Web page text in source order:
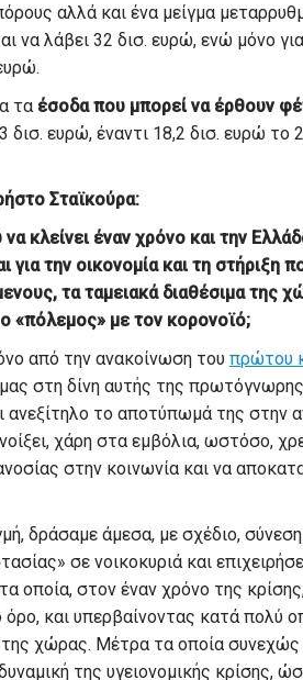
αλλά και ένα μείγμα
να λάβει 32 δισ. ευρώ, ενώ μόνο
τα έσοδα που μπορεί να έρθουν
δισ. ευρώ, έναντι 18,2 δισ. ευρώ το
Σταϊκούρα:
κλείνει έναν χρόνο και την
την οικονομία και τη στήριξη
τα ταμειακά διαθέσιμα της
«πόλεμος» με τον κορονοϊό;
από την ανακοίνωση του πρώτου
στη δίνη αυτής της πρωτόγνωρης
ανεξίτηλο το αποτύπωμά της στην
χάρη στα εμβόλια, ωστόσο,
στην κοινωνία και να
δράσαμε άμεσα, με σχέδιο, σύνεση
σε νοικοκυριά και
οποία, στον έναν χρόνο της
και υπερβαίνοντας κατά πολύ
χώρας. Μέτρα τα οποία συνεχώς
της υγειονομικής κρίσης,